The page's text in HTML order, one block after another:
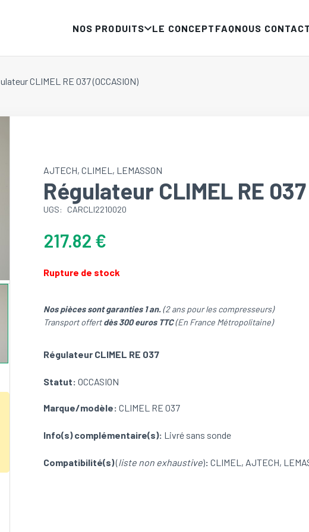
NOS PRODUITS LE CONCEPT FAQNOUS
CLIMEL RE 037 (OCCASION)
AJTECH, CLIMEL , LEMASSON
Régulateur CLIMEL RE
UGS: CARCLI2210020
217.82 €
Rupture de stock
Nos pièces sont garanties 1 an.(2 ans pour les compresseurs)
Transport offertdès 300 euros TTC(En France Métropolitaine)
Régulateur CLIMEL RE 037
Statut: OCCASION
Marque/modèle: CLIMEL RE 037
Info(s) complémentaire(s): Livré sans sonde
Compatibilité(s)(liste non exhaustive): CLIMEL, AJTECH,